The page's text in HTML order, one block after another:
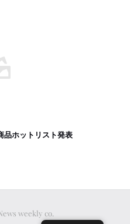
品ホットリスト発表
weekly co.